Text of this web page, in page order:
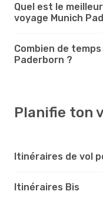
Quel est le
voyage Munich
Combien de
Paderborn ?
Planifie ton
Itinéraires de vol
Itinéraires Bis